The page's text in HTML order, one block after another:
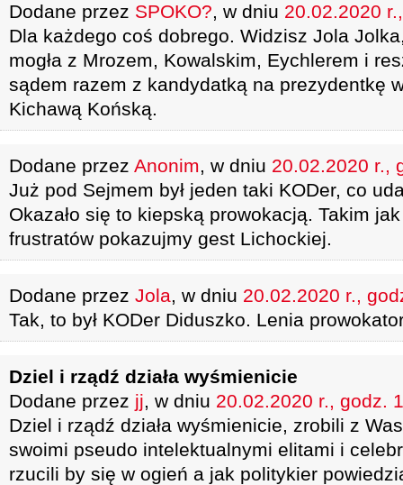
Dodane przez SPOKO?, w dniu 20.02.2020
Dla każdego coś dobrego. Widzisz Jola
mogła z Mrozem, Kowalskim, Eychlerem i
sądem razem z kandydatką na prezydentkę
Kichawą Końską.
Dodane przez Anonim, w dniu 20.02.2020 r.,
Już pod Sejmem był jeden taki KODer, co
Okazało się to kiepską prowokacją. Takim
frustratów pokazujmy gest Lichockiej.
Dodane przez Jola, w dniu 20.02.2020 r.,
Tak, to był KODer Diduszko. Lenia
Dziel i rządź działa wyśmienicie
Dodane przez jj, w dniu 20.02.2020 r., godz.
Dziel i rządź działa wyśmienicie, zrobili z
swoimi pseudo intelektualnymi elitami i
rzucili by się w ogień a jak politykier